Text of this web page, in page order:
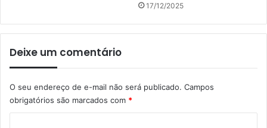
17/12/2025
Deixe um comentário
O seu endereço de e-mail não será publicado. Campos
obrigatórios são marcados com *